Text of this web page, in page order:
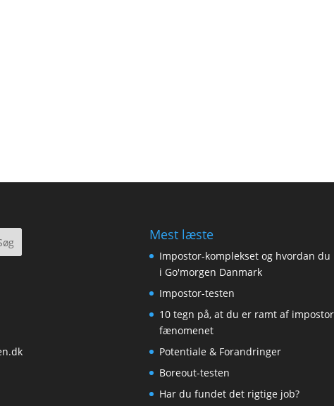
Mest læste
Impostor-komplekset og hvordan du
i Go'morgen Danmark
Impostor-testen
10 tegn på, at du er ramt af
fænomenet
Potentiale & Forandringer
Boreout-testen
Har du fundet det rigtige job?